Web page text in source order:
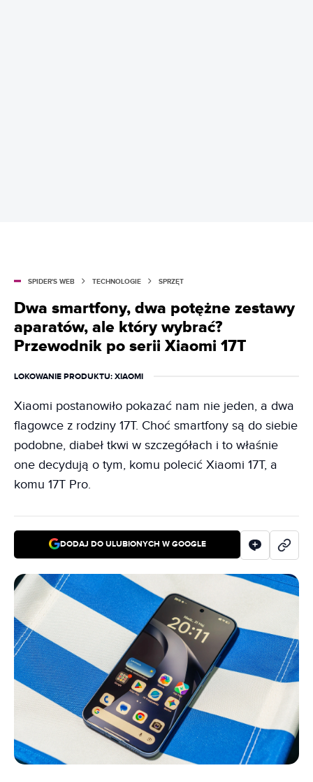
SPIDER'S WEB TECHNOLOGIE SPRZĘT
Dwa smartfony, dwa potężne zestawy
aparatów, ale który wybrać?
Przewodnik po serii Xiaomi 17T
LOKOWANIE PRODUKTU: XIAOMI
Xiaomi postanowiło pokazać nam nie jeden, a dwa
flagowce z rodziny 17T. Choć smartfony są do siebie
podobne, diabeł tkwi w szczegółach i to właśnie
one decydują o tym, komu polecić Xiaomi 17T, a
komu 17T Pro.
DODAJ DO ULUBIONYCH W GOOGLE